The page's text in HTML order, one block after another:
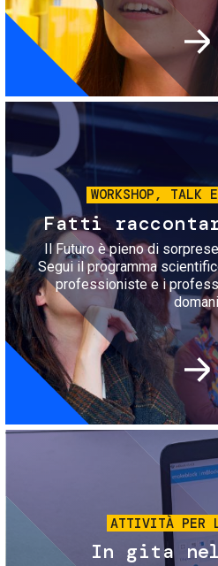
WORKSHOP, TALK
Fatti
Il Futuro è pieno di
Segui il programma
professioniste e i
ATTIVITÀ PER
In gita